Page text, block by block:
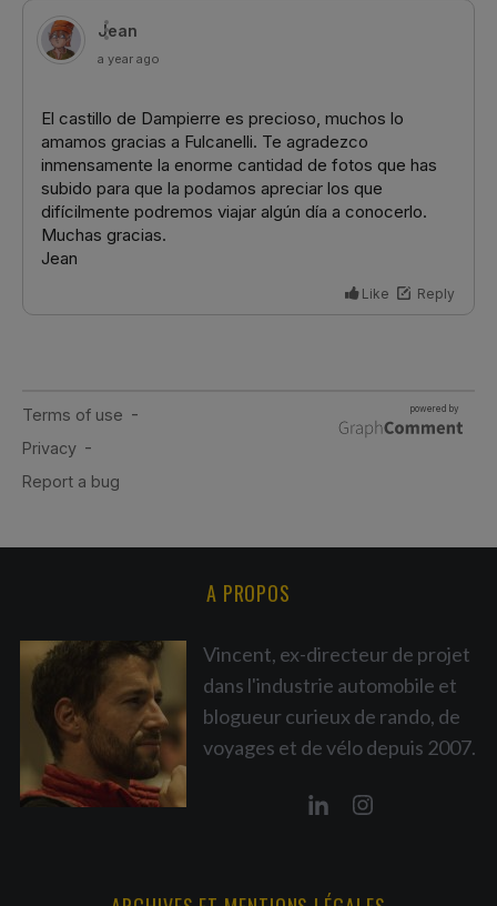
A PROPOS
Vincent, ex-directeur de projet
dans l'industrie automobile et
blogueur curieux de rando, de
voyages et de vélo depuis 2007.